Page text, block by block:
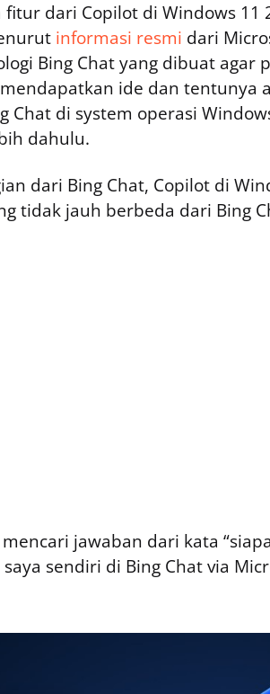
dari Copilot di Windows 11
informasi resmi dari
Bing Chat yang dibuat agar
ide dan tentunya
Chat di system operasi
dahulu.
dari Bing Chat, Copilot di
tidak jauh berbeda dari Bing
jawaban dari kata
sendiri di Bing Chat via